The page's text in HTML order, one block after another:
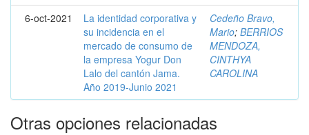
6-oct-2021
La identidad corporativa y
su incidencia en el
mercado de consumo de
la empresa Yogur Don
Lalo del cantón Jama.
Año 2019-Junio 2021
Cedeño Bravo,
Mario; BERRIOS
MENDOZA,
CINTHYA
CAROLINA
Otras opciones relacionadas